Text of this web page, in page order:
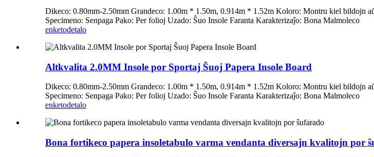
Dikeco: 0.80mm-2.50mm Grandeco: 1.00m * 1.50m, 0.914m * 1.52m Koloro: Montru kiel bildojn
Specimeno: Senpaga Pako: Per folioj Uzado: Ŝuo Insole Faranta Karakterizaĵo: Bona Malmoleco
enketodetalo
Altkvalita 2.0MM Insole por Sportaj Ŝuoj Papera Insole Board
Dikeco: 0.80mm-2.50mm Grandeco: 1.00m * 1.50m, 0.914m * 1.52m Koloro: Montru kiel bildojn
Specimeno: Senpaga Pako: Per folioj Uzado: Ŝuo Insole Faranta Karakterizaĵo: Bona Malmoleco
enketodetalo
Bona fortikeco papera insoletabulo varma vendanta diversajn kvalitojn por